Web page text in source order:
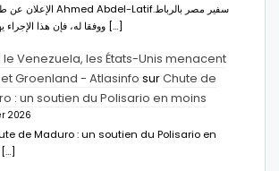
ووفقا له، فإن هذا الإجراء يهدف إلى […]
le Venezuela, les États-Unis menacent
Groenland - Atlasinfo surChute de
: un soutien du Polisario en moins
2026
de Maduro : un soutien du Polisario en